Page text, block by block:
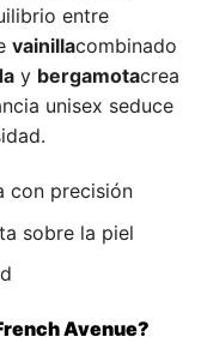
entre
vainillacombinado
y bergamotacrea
unisex seduce
con precisión
sobre la piel
Avenue?